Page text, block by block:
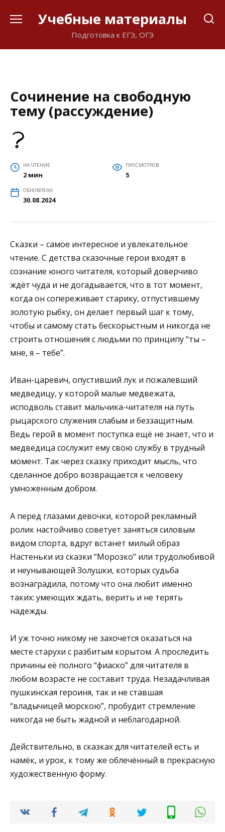
Учебные материалы
Подготовка к ЕГЭ, ОГЭ
Сочинение на свободную
тему (рассуждение)
НА ЧТЕНИЕ
2 мин
ПРОСМОТРОВ
5
ОБНОВЛЕНО
30.08.2024
Сказки – самое интересное и увлекательное
чтение. С детства сказочные герои входят в
сознание юного читателя, который доверчиво
ждёт чуда и не догадывается, что в тот момент,
когда он сопереживает старику, отпустившему
золотую рыбку, он делает первый шаг к тому,
чтобы и самому стать бескорыстным и никогда не
строить отношения с людьми по принципу “ты –
мне, я – тебе”.
Иван-царевич, опустивший лук и пожалевший
медведицу, у которой малые медвежата,
исподволь ставит мальчика-читателя на путь
рыцарского служения слабым и беззащитным.
Ведь герой в момент поступка ещё не знает, что и
медведица сослужит ему свою службу в трудный
момент. Так через сказку приходит мысль, что
сделанное добро возвращается к человеку
умноженным добром.
А перед глазами девочки, которой рекламный
ролик настойчиво советует заняться силовым
видом спорта, вдруг встанет милый образ
Настеньки из сказки “Морозко” или трудолюбивой
и неунывающей Золушки, которых судьба
вознаградила, потому что она любит именно
таких: умеющих ждать, верить и не терять
надежды.
И уж точно никому не захочется оказаться на
месте старухи с разбитым корытом. А проследить
причины её полного “фиаско” для читателя в
любом возрасте не составит труда. Незадачливая
пушкинская героиня, так и не ставшая
“владычицей морскою”, пробудит стремление
никогда не быть жадной и неблагодарной.
Действительно, в сказках для читателей есть и
намёк, и урок, к тому же облечённый в прекрасную
художественную форму.